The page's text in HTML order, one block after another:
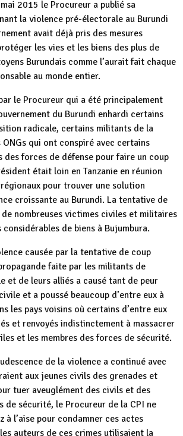
2015 le Procureur a publié sa
la violence pré-électorale au Burundi
avait déjà pris des mesures
les vies et les biens des plus de
Burundais comme l’aurait fait chaque
au monde entier.
le Procureur qui a été principalement
du Burundi enhardi certains
radicale, certains militants de la
qui ont conspiré avec certains
des forces de défense pour faire un coup
était loin en Tanzanie en réunion
pour trouver une solution
croissante au Burundi. La tentative de
de nombreuses victimes civiles et militaires
de biens à Bujumbura.
causée par la tentative de coup
faite par les militants de
et de leurs alliés a causé tant de peur
et a poussé beaucoup d’entre eux à
les pays voisins où certains d’entre eux
et renvoyés indistinctement à massacrer
et les membres des forces de sécurité.
de la violence a continué avec
aux jeunes civils des grenades et
tuer aveuglément des civils et des
de sécurité, le Procureur de la CPI ne
à l’aise pour condamner ces actes
auteurs de ces crimes utilisaient la